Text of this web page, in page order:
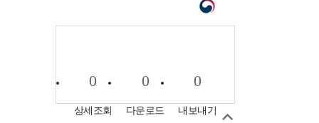
0
상세조회
0
다운로드
0
내보내기